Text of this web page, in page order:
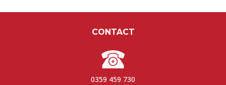
CONTACT
0359 459 730